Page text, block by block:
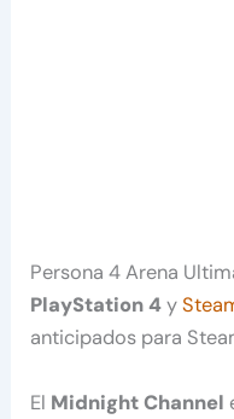
Persona 4 Arena
PlayStation 4y
anticipados para
El Midnight Channel